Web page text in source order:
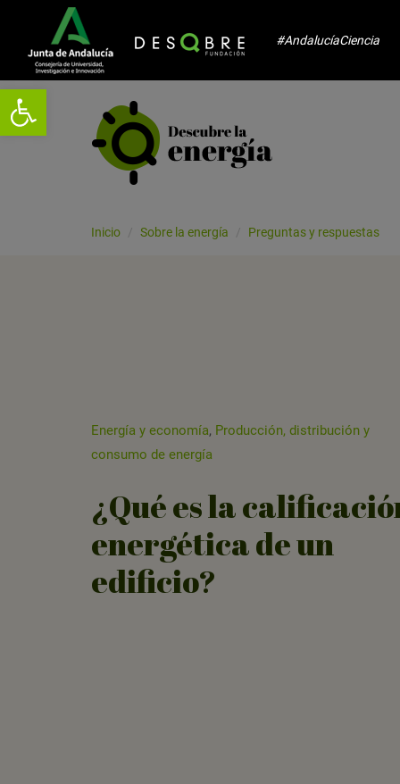
Abrir barra de herramientas
#AndalucíaCiencia
Inicio Sobre la energía Preguntas y respuestas
Energía y economía, Producción, distribución y
consumo de energía
¿Qué es la
energética de un
edificio?